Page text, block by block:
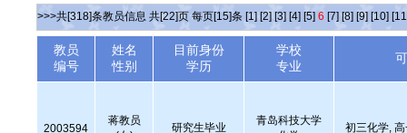
>>>共[318]条教员信息 共[22]页 每页[15]条 [1] [2] [3] [4] [5] 6 [7] [8] [9] [10]
教员
编号
姓名
性别
目前身份
学历
学校
专业
2003594
蒋教员
研究生毕业
青岛科技大学
初三化学,